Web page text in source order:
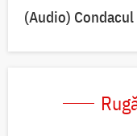
(Audio)